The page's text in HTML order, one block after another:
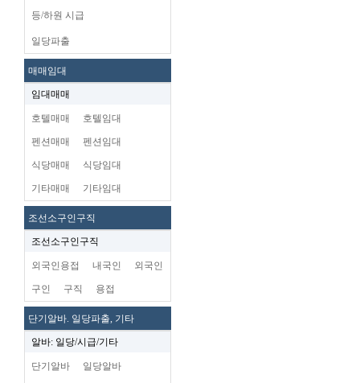
등/하원 시급
일당파출
매매임대
임대매매
호텔매매 호텔임대
펜션매매 펜션임대
식당매매 식당임대
기타매매 기타임대
조선소구인구직
조선소구인구직
외국인용접 내국인 외국인
구인 구직 용접
단기알바. 일당파출, 기타
알바: 일당/시급/기타
단기알바 일당알바